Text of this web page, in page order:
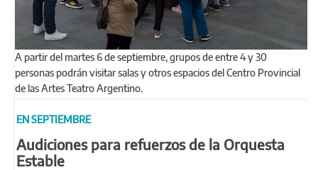
A partir del martes 6 de septiembre, grupos de entre 4 y 30
personas podrán visitar salas y otros espacios del Centro Provincial
de las Artes Teatro Argentino.
EN SEPTIEMBRE
Audiciones para refuerzos de la Orquesta
Estable